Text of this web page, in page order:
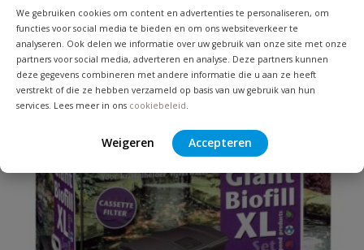
We gebruiken cookies om content en advertenties te personaliseren, om
functies voor social media te bieden en om ons websiteverkeer te
analyseren. Ook delen we informatie over uw gebruik van onze site met onze
partners voor social media, adverteren en analyse. Deze partners kunnen
deze gegevens combineren met andere informatie die u aan ze heeft
verstrekt of die ze hebben verzameld op basis van uw gebruik van hun
services. Lees meer in ons cookiebeleid
Weigeren Accepteren
€654,00